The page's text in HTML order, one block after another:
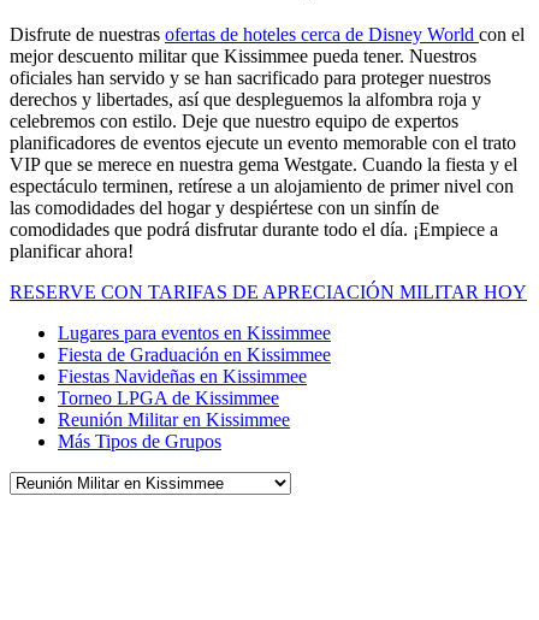
Disfrute de nuestras ofertas de hoteles cerca de Disney World con el
mejor descuento militar que Kissimmee pueda tener. Nuestros
oficiales han servido y se han sacrificado para proteger nuestros
derechos y libertades, así que despleguemos la alfombra roja y
celebremos con estilo. Deje que nuestro equipo de expertos
planificadores de eventos ejecute un evento memorable con el trato
VIP que se merece en nuestra gema Westgate. Cuando la fiesta y el
espectáculo terminen, retírese a un alojamiento de primer nivel con
las comodidades del hogar y despiértese con un sinfín de
comodidades que podrá disfrutar durante todo el día. ¡Empiece a
planificar ahora!
RESERVE CON TARIFAS DE APRECIACIÓN MILITAR HOY
Lugares para eventos en Kissimmee
Fiesta de Graduación en Kissimmee
Fiestas Navideñas en Kissimmee
Torneo LPGA de Kissimmee
Reunión Militar en Kissimmee
Más Tipos de Grupos